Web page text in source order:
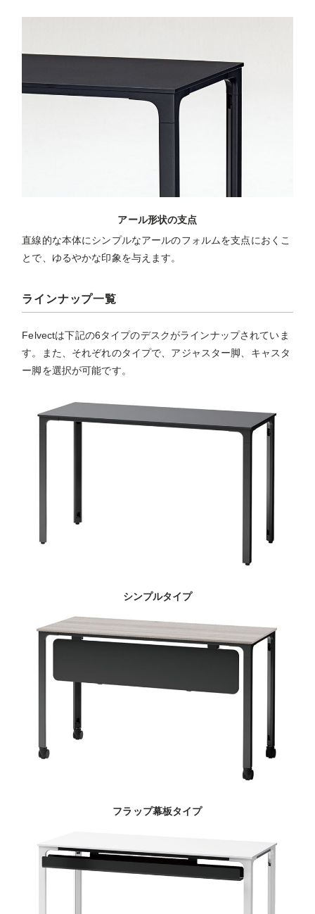
アール形状の支点
直線的な本体にシンプルなアールのフォルムを支点におくこ
とで、ゆるやかな印象を与えます。
ラインナップ一覧
Felvectは下記の6タイプのデスクがラインナップされていま
す。また、それぞれのタイプで、アジャスター脚、キャスタ
ー脚を選択が可能です。
シンプルタイプ
フラップ幕板タイプ